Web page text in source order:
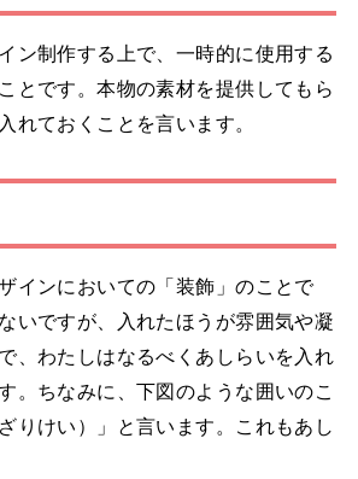
ン制作する上で、一時的に使用する
とです。本物の素材を提供してもら
れておくことを言います。
インにおいての「装飾」のことで
いですが、入れたほうが雰囲気や凝
、わたしはなるべくあしらいを入れ
。ちなみに、下図のような囲いのこ
りけい）」と言います。これもあし